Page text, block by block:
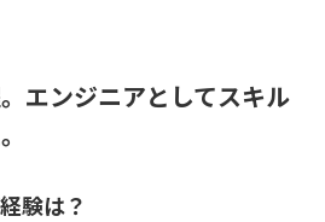
エンジニアとしてスキル
験は？